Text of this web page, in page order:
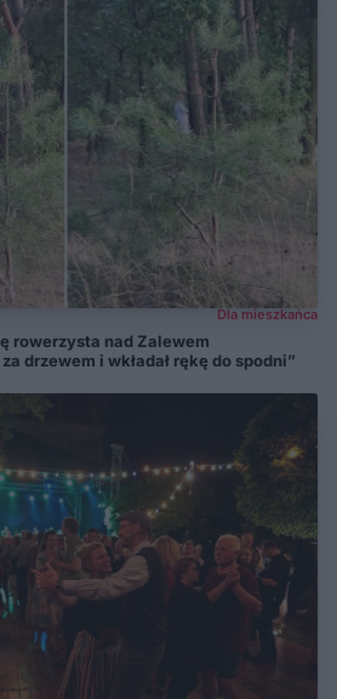
Dla mieszkańca
rowerzysta nad Zalewem
drzewem i wkładał rękę do spodni”